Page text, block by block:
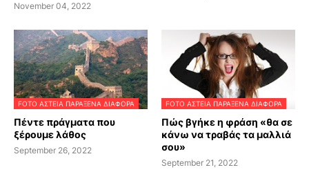
November 04, 2022
FOTO ΑΣΤΕΙΑ ΠΑΡΑΞΕΝΑ ΔΙΑΦΟΡΑ
Πέντε πράγματα που
ξέρουμε λάθος
September 26, 2022
FOTO ΑΣΤΕΙΑ ΠΑΡΑΞΕΝΑ ΔΙΑΦΟΡΑ
Πώς βγήκε η φράση «θα σε
κάνω να τραβάς τα μαλλιά
σου»
September 21, 2022